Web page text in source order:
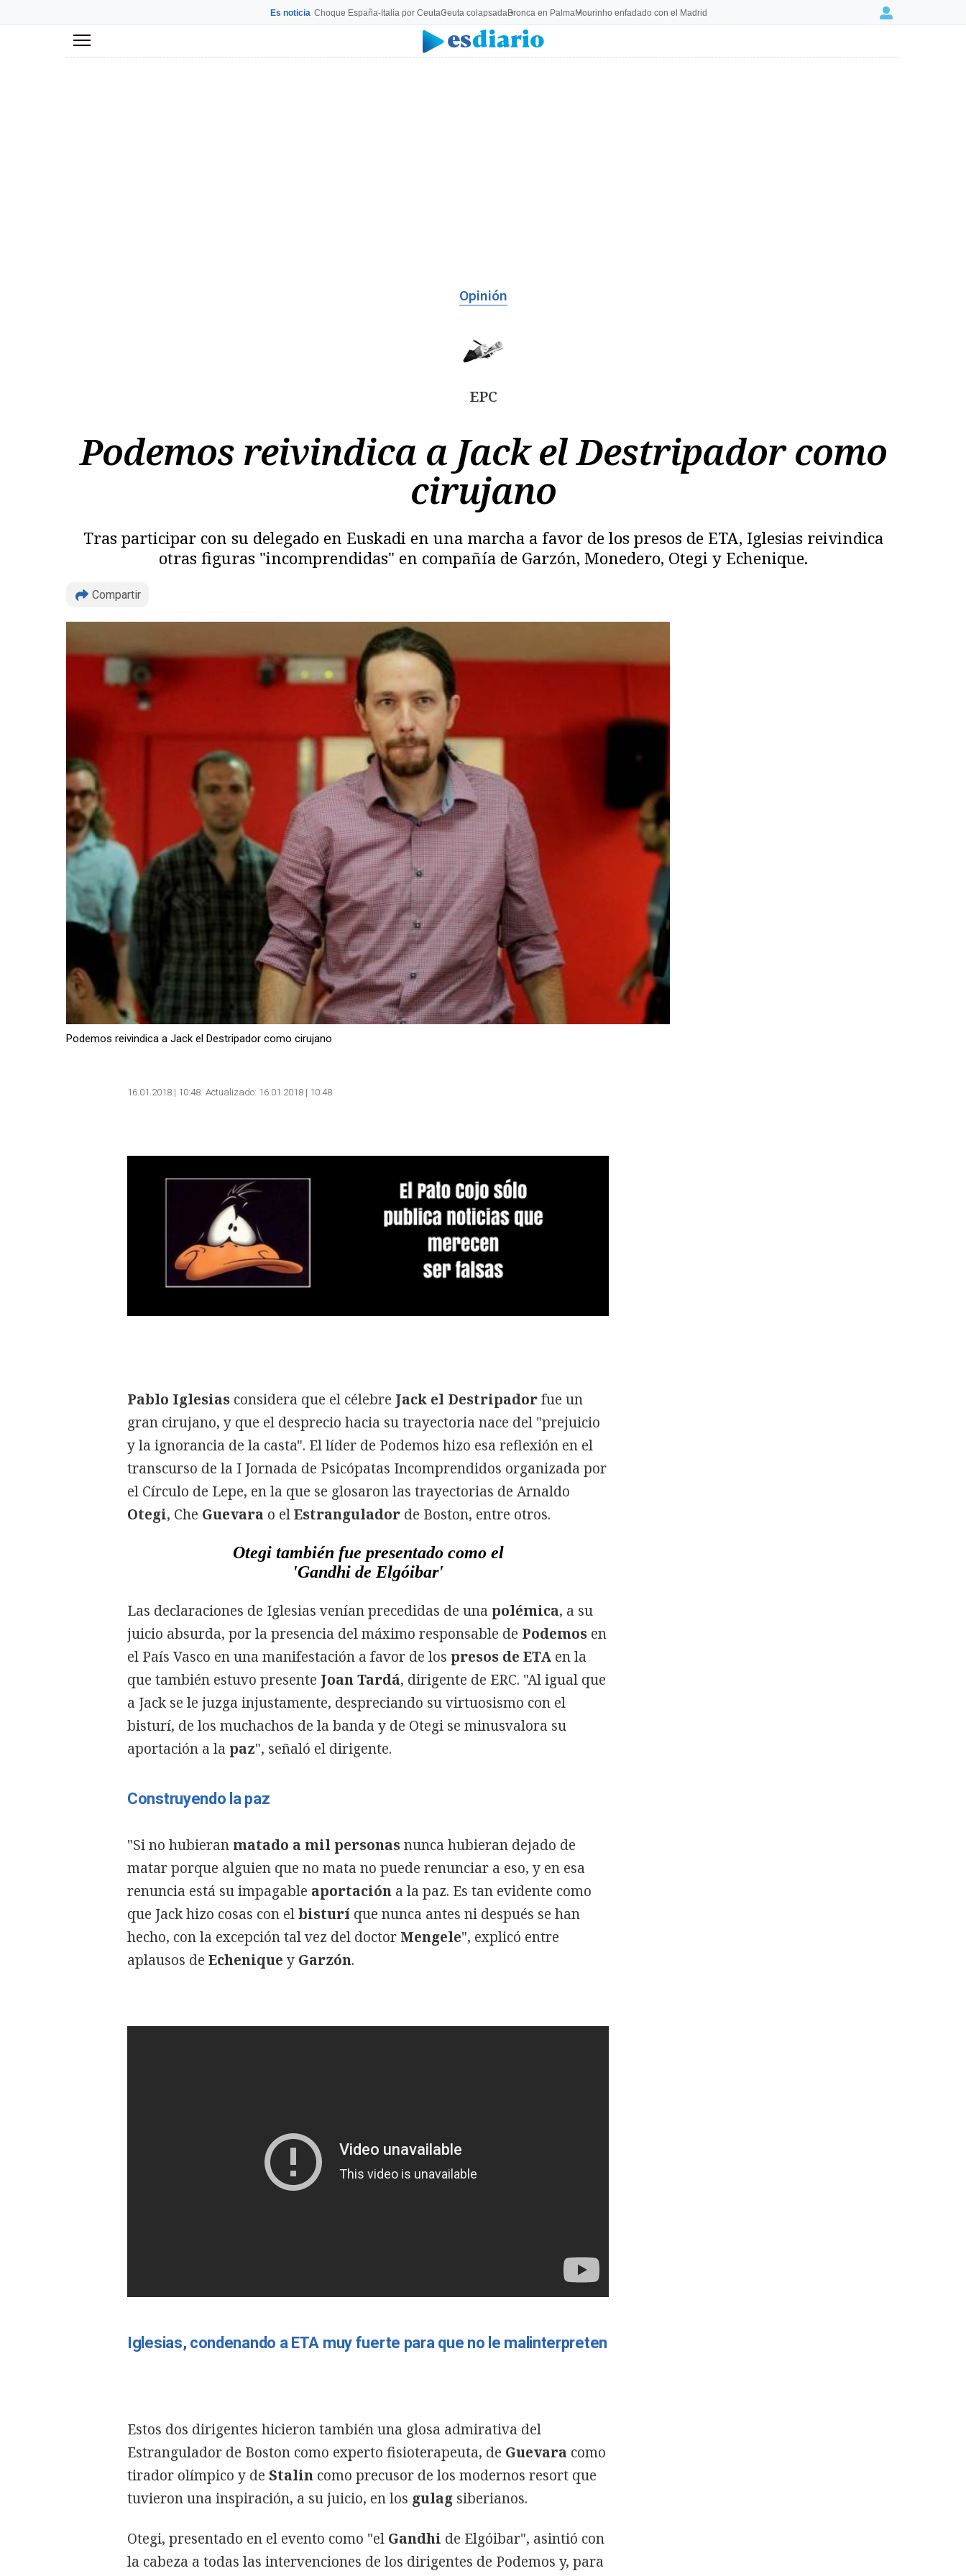
Es noticia Choque España-Italia por CeutaCeuta colapsadaBronca en PalmaMourinho enfadado con el Madrid Login
Menú
Opinión
EPC
Podemos reivindica a Jack el Destripador como
cirujano
Tras participar con su delegado en Euskadi en una marcha a favor de los presos de ETA, Iglesias reivindica
otras figuras "incomprendidas" en compañía de Garzón, Monedero, Otegi y Echenique.
Compartir
Podemos reivindica a Jack el Destripador como cirujano
16.01.2018 | 10:48 Actualizado: 16.01.2018 | 10:48
Pablo Iglesias considera que el célebre Jack el Destripadorfue un
gran cirujano, y que el desprecio hacia su trayectoria nace del "prejuicio
y la ignorancia de la casta". El líder de Podemos hizo esa reflexión en el
transcurso de la I Jornada de Psicópatas Incomprendidos organizada por
el Círculo de Lepe, en la que se glosaron las trayectorias de Arnaldo
Otegi, Che Guevara o elEstrangulador de Boston, entre otros.
Otegi también fue presentado como el
'Gandhi de Elgóibar'
Las declaraciones de Iglesias venían precedidas de una polémica, a su
juicio absurda, por la presencia del máximo responsable de Podemos en
el País Vasco en una manifestación a favor de los presos de ETA en la
que también estuvo presente Joan Tardá, dirigente de ERC. "Al igual que
a Jack se le juzga injustamente, despreciando su virtuosismo con el
bisturí, de los muchachos de la banda y de Otegi se minusvalora su
aportación a la paz", señaló el dirigente.
Construyendo la paz
"Si no hubieran matado a mil personasnunca hubieran dejado de
matar porque alguien que no mata no puede renunciar a eso, y en esa
renuncia está su impagable aportación a la paz. Es tan evidente como
que Jack hizo cosas con elbisturí que nunca antes ni después se han
hecho, con la excepción tal vez del doctor Mengele", explicó entre
aplausos de Echenique y Garzón.
Iglesias, condenando a ETA muy fuerte para que no le malinterpreten
Estos dos dirigentes hicieron también una glosa admirativa del
Estrangulador de Boston como experto fisioterapeuta, de Guevara como
tirador olímpico y de Stalin como precusor de los modernos resort que
tuvieron una inspiración, a su juicio, en los gulag siberianos.
Otegi, presentado en el evento como "el Gandhi de Elgóibar", asintió con
la cabeza a todas las intervenciones de los dirigentes de Podemos y, para